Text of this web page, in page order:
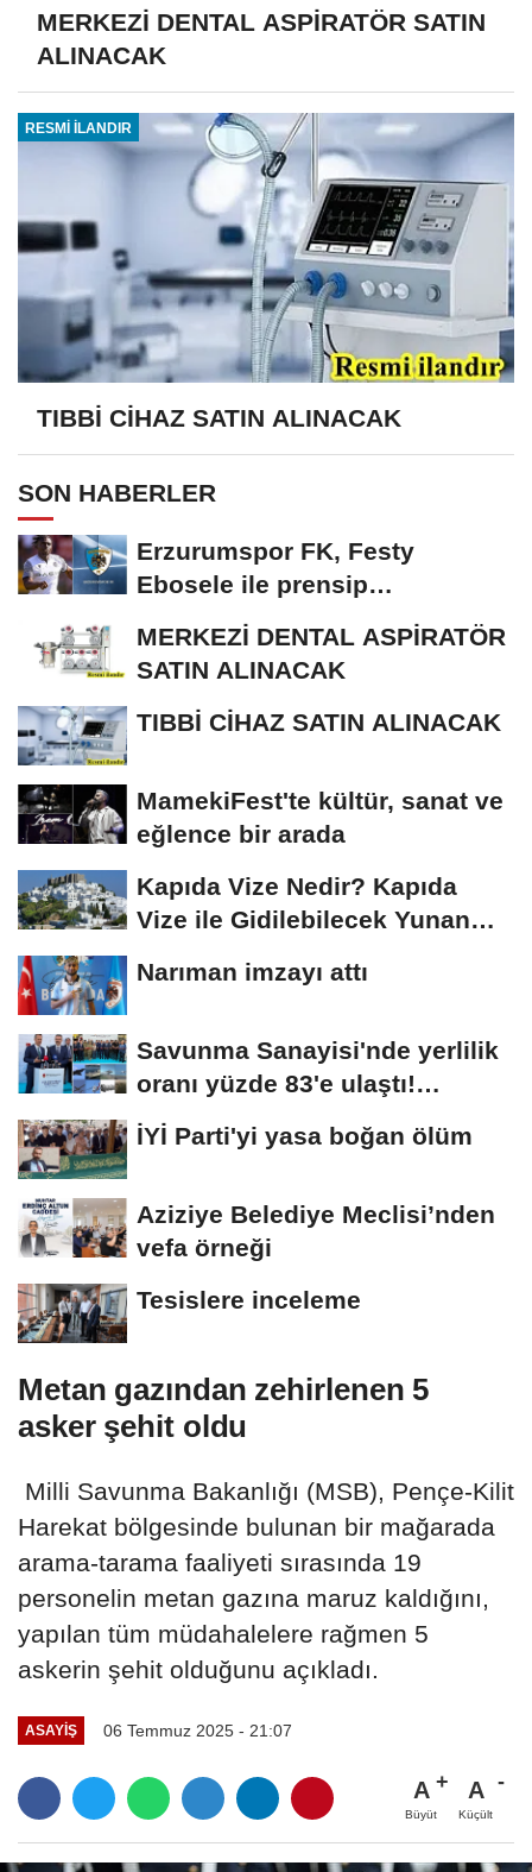
MERKEZİ DENTAL ASPİRATÖR SATIN
ALINACAK
RESMİ İLANDIR
TIBBİ CİHAZ SATIN ALINACAK
SON HABERLER
Erzurumspor FK, Festy
Ebosele ile prensip
anlaşmasına vardı
MERKEZİ DENTAL ASPİRATÖR
SATIN ALINACAK
TIBBİ CİHAZ SATIN ALINACAK
MamekiFest'te kültür, sanat ve
eğlence bir arada
Kapıda Vize Nedir? Kapıda
Vize ile Gidilebilecek Yunan
Narıman imzayı attı
Savunma Sanayisi'nde yerlilik
oranı yüzde 83'e ulaştı!
Erzurum da...
İYİ Parti'yi yasa boğan ölüm
Aziziye Belediye Meclisi’nden
vefa örneği
Tesislere inceleme
Metan gazından zehirlenen 5
asker şehit oldu
Milli Savunma Bakanlığı (MSB), Pençe-Kilit
Harekat bölgesinde bulunan bir mağarada
arama-tarama faaliyeti sırasında 19
personelin metan gazına maruz kaldığını,
yapılan tüm müdahalelere rağmen 5
askerin şehit olduğunu açıkladı.
ASAYİŞ 06 Temmuz 2025 - 21:07
A
Büyüt
A
Küçült